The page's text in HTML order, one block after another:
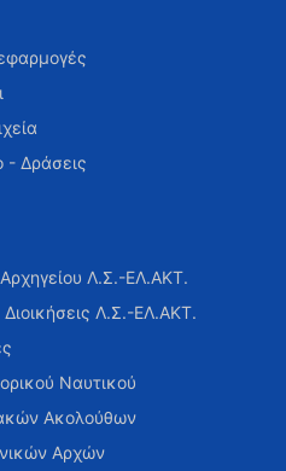
- Δράσεις
Λ.Σ.-ΕΛ.ΑΚΤ.
Λ.Σ.-ΕΛ.ΑΚΤ.
Ναυτικού
Ακολούθων
Αρχών